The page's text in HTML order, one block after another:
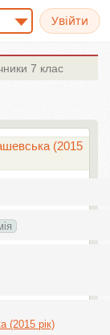
7 клас
(2015
(2015 рік)